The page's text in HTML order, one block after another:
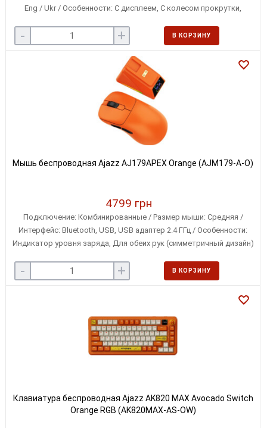
Eng / Ukr / Особенности: С дисплеем, С колесом прокрутки,
Windows, iOS / Особенности клавиш: Классические
- + В КОРЗИНУ
Мышь беспроводная Ajazz AJ179APEX Orange (AJM179-A-O)
4799 грн
Подключение: Комбинированные / Размер мыши: Средняя /
Интерфейс: Bluetooth, USB, USB адаптер 2.4 ГГц / Особенности:
Индикатор уровня заряда, Для обеих рук (симметричный дизайн)
- + В КОРЗИНУ
Клавиатура беспроводная Ajazz AK820 MAX Avocado Switch
Orange RGB (AK820MAX-AS-OW)